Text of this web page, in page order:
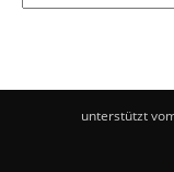
unterstützt